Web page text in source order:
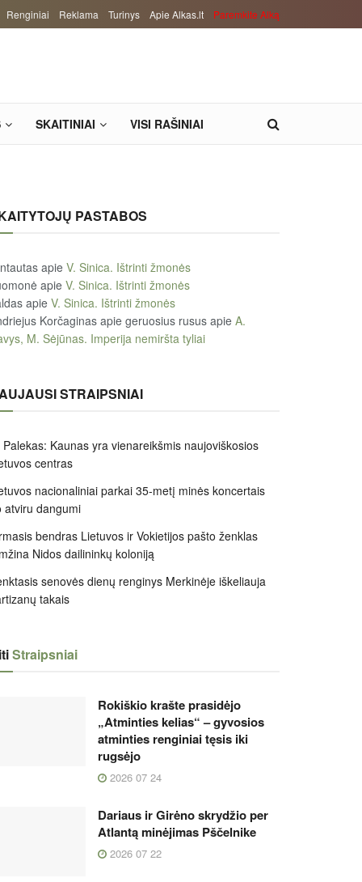
Renginiai Reklama Turinys Apie Alkas.lt Paremkite Alką
SKAITINIAI VISI RAŠINIAI
PASTABOS
apie V. Sinica. Ištrinti žmonės
apie V. Sinica. Ištrinti žmonės
apie V. Sinica. Ištrinti žmonės
Korčaginas apie geruosius rusus apie A.
M. Sėjūnas. Imperija nemiršta tyliai
STRAIPSNIAI
Palekas: Kaunas yra vienareikšmis naujoviškosios
centras
nacionaliniai parkai 35-metį minės koncertais
atviru dangumi
bendras Lietuvos ir Vokietijos pašto ženklas
Nidos dailininkų koloniją
senovės dienų renginys Merkinėje iškeliauja
takais
Straipsniai
Rokiškio krašte prasidėjo
„Atminties kelias“ – gyvosios
atminties renginiai tęsis iki
rugsėjo
2026 07 24
Dariaus ir Girėno skrydžio per
Atlantą minėjimas Pščelnike
2026 07 22